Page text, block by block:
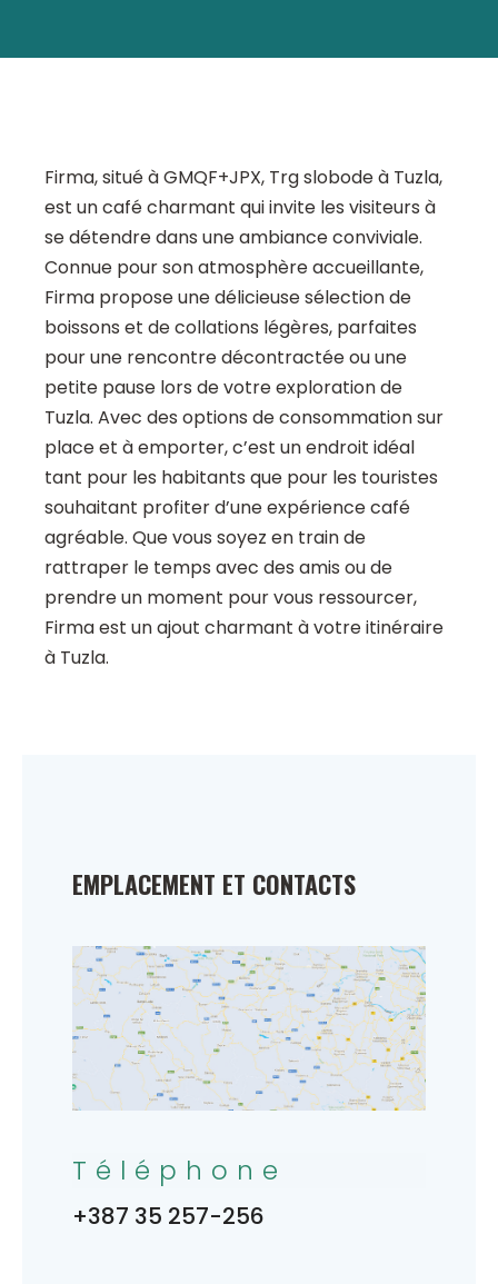
Firma, situé à GMQF+JPX, Trg slobode à Tuzla,
est un café charmant qui invite les visiteurs à
se détendre dans une ambiance conviviale.
Connue pour son atmosphère accueillante,
Firma propose une délicieuse sélection de
boissons et de collations légères, parfaites
pour une rencontre décontractée ou une
petite pause lors de votre exploration de
Tuzla. Avec des options de consommation sur
place et à emporter, c’est un endroit idéal
tant pour les habitants que pour les touristes
souhaitant profiter d’une expérience café
agréable. Que vous soyez en train de
rattraper le temps avec des amis ou de
prendre un moment pour vous ressourcer,
Firma est un ajout charmant à votre itinéraire
à Tuzla.
EMPLACEMENT ET CONTACTS
Téléphone
+387 35 257-256